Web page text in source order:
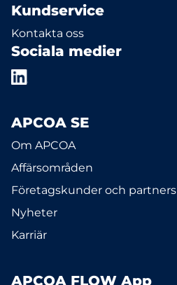
Kundservice
Kontakta oss
Sociala medier
APCOA SE
Om APCOA
Affärsområden
Företagskunder och partners
Nyheter
Karriär
APCOA FLOW App